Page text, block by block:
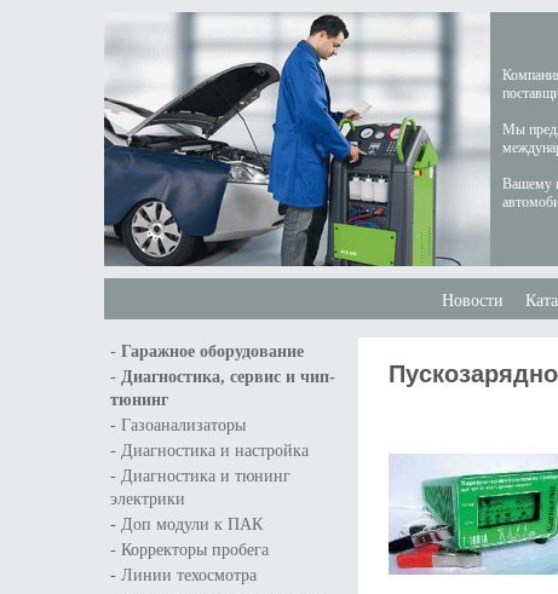
Мы
Вашему
Новости
- Гаражное оборудование
- Диагностика, сервис и чип-
тюнинг
- Газоанализаторы
- Диагностика и настройка
- Диагностика и тюнинг
электрики
- Доп модули к ПАК
- Корректоры пробега
- Линии техосмотра